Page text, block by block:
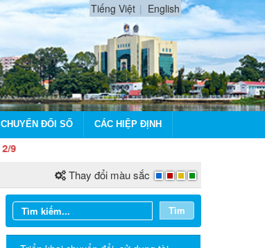
Tiếng Việt English
CHUYỂN ĐỔI SỐ CÁC HIỆP ĐỊNH
Thay đổi màu sắc
Tìm